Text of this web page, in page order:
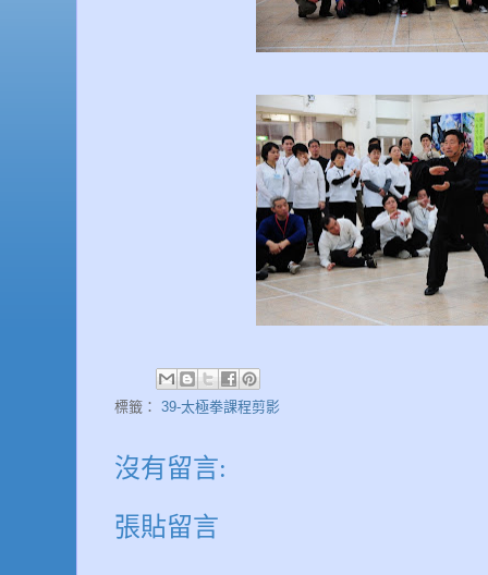
標籤： 39-太極拳課程剪影
沒有留言:
張貼留言